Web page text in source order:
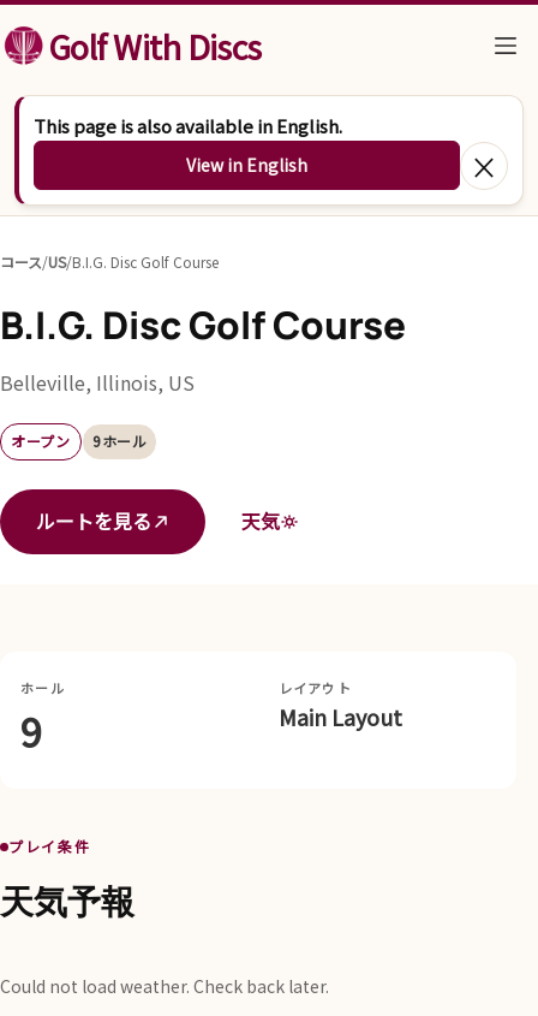
コンテンツへスキップ
Golf With Discs
This page is also available in English.
View in English ×
コース/US/B.I.G. Disc Golf Course
B.I.G. Disc Golf Course
Belleville, Illinois, US
オープン 9ホール
ルートを見る 天気
ホール
9
レイアウト
Main Layout
プレイ条件
天気予報
Could not load weather. Check back later.